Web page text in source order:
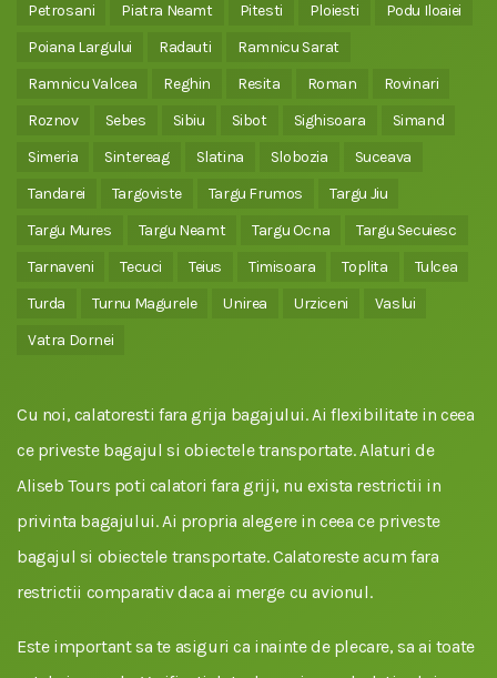
Petrosani
Piatra Neamt Pitesti Ploiesti
Podu Iloaiei
Poiana Largului
Radauti
Ramnicu Sarat
Ramnicu Valcea
Reghin Resita Roman
Rovinari
Roznov
Sebes Sibiu Sibot Sighisoara
Simand
Simeria
Sintereag Slatina Slobozia
Suceava
Tandarei
Targoviste Targu Frumos
Targu Jiu
Targu Mures
Targu Neamt Targu Ocna
Targu Secuiesc
Tarnaveni
Tecuci Teius Timisoara Toplita
Tulcea
Turda
Turnu Magurele Unirea Urziceni
Vaslui
Vatra Dornei
Cu noi, calatoresti fara grija bagajului. Ai flexibilitate in ceea
ce priveste bagajul si obiectele transportate. Alaturi de
Aliseb Tours poti calatori fara griji, nu exista restrictii in
privinta bagajului. Ai propria alegere in ceea ce priveste
bagajul si obiectele transportate. Calatoreste acum fara
restrictii comparativ daca ai merge cu avionul.
Este important sa te asiguri ca inainte de plecare, sa ai toate